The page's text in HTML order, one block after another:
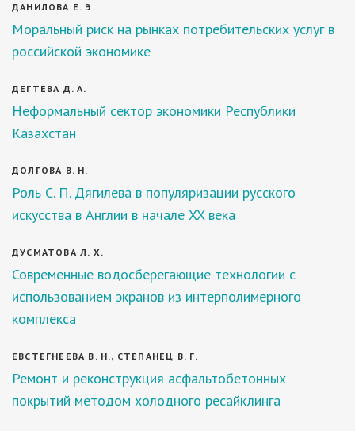
ДАНИЛОВА Е. Э.
Моральный риск на рынках потребительских услуг в
российской экономике
ДЕГТЕВА Д. А.
Неформальный сектор экономики Республики
Казахстан
ДОЛГОВА В. Н.
Роль С. П. Дягилева в популяризации русского
искусства в Англии в начале XX века
ДУСМАТОВА Л. Х.
Современные водосберегающие технологии с
использованием экранов из интерполимерного
комплекса
ЕВСТЕГНЕЕВА В. Н., СТЕПАНЕЦ В. Г.
Ремонт и реконструкция асфальтобетонных
покрытий методом холодного ресайклинга